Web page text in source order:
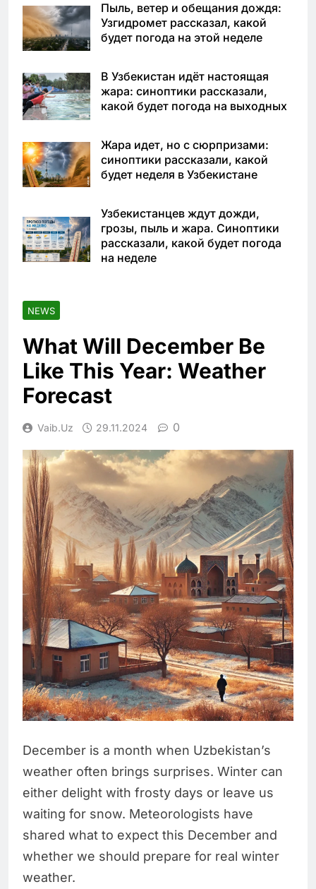
Пыль, ветер и обещания дождя:
Узгидромет рассказал, какой
будет погода на этой неделе
В Узбекистан идёт настоящая
жара: синоптики рассказали,
какой будет погода на выходных
Жара идет, но с сюрпризами:
синоптики рассказали, какой
будет неделя в Узбекистане
Узбекистанцев ждут дожди,
грозы, пыль и жара. Синоптики
рассказали, какой будет погода
на неделе
NEWS
What Will December Be
Like This Year: Weather
Forecast
Vaib.uz 29.11.2024 0
December is a month when Uzbekistan’s
weather often brings surprises. Winter can
either delight with frosty days or leave us
waiting for snow. Meteorologists have
shared what to expect this December and
whether we should prepare for real winter
weather.